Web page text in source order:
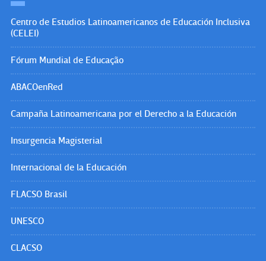
Centro de Estudios Latinoamericanos de Educación Inclusiva
(CELEI)
Fórum Mundial de Educação
ABACOenRed
Campaña Latinoamericana por el Derecho a la Educación
Insurgencia Magisterial
Internacional de la Educación
FLACSO Brasil
UNESCO
CLACSO